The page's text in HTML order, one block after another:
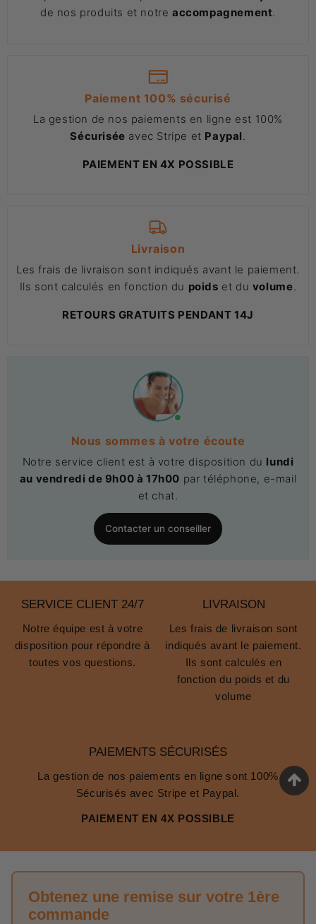
de nos produits et notre accompagnement.
Paiement 100% sécurisé
La gestion de nos paiements en ligne est 100%
Sécurisée avec Stripe et Paypal.
PAIEMENT EN 4X POSSIBLE
Livraison
Les frais de livraison sont indiqués avant le paiement.
Ils sont calculés en fonction du poids et du volume.
RETOURS GRATUITS PENDANT 14J
Nous sommes à votre écoute
Notre service client est à votre disposition du lundi
au vendredi de 9h00 à 17h00 par téléphone, e-mail
et chat.
Contacter un conseiller
SERVICE CLIENT 24/7
Notre équipe est à votre
disposition pour répondre à
toutes vos questions.
LIVRAISON
Les frais de livraison sont
indiqués avant le paiement.
Ils sont calculés en
fonction du poids et du
volume
PAIEMENTS SÉCURISÉS
La gestion de nos paiements en ligne sont 100%
Sécurisés avec Stripe et Paypal.
PAIEMENT EN 4X POSSIBLE
Obtenez une remise sur votre 1ère
commande